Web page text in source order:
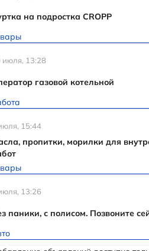
на подростка CROPP
июля, 13:28
газовой котельной
15:44
пропитки, морилки для
13:26
паники, с полисом. Позвоните